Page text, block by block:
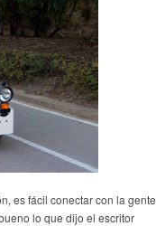
es fácil conectar con la
lo que dijo el escritor